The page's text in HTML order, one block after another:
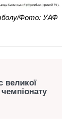
Фото: УАФ
великої